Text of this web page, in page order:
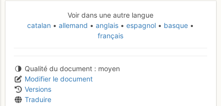
Voir dans une autre langue
catalan
allemand anglais espagnol
basque
français
Qualité du document
moyen
Modifier le document
Versions
Traduire